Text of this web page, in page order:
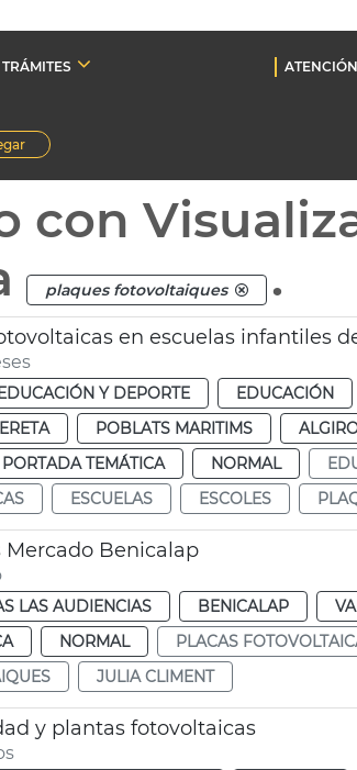
TRÁMITES
con
plaques fotovoltaiques .
en escuelas infantiles
Y DEPORTE EDUCACIÓN
POBLATS MARITIMS
TEMÁTICA NORMAL
ESCUELAS ESCOLES
Mercado Benicalap
LAS AUDIENCIAS BENICALAP
NORMAL PLACAS
JULIA CLIMENT
y plantas fotovoltaicas